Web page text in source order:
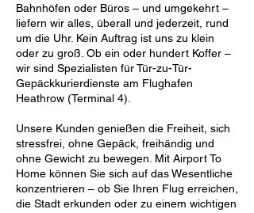
Bahnhöfen oder Büros – und umgekehrt –
liefern wir alles, überall und jederzeit, rund
um die Uhr. Kein Auftrag ist uns zu klein
oder zu groß. Ob ein oder hundert Koffer –
wir sind Spezialisten für Tür-zu-Tür-
Gepäckkurierdienste am Flughafen
Heathrow (Terminal 4).
Unsere Kunden genießen die Freiheit, sich
stressfrei, ohne Gepäck, freihändig und
ohne Gewicht zu bewegen. Mit Airport To
Home können Sie sich auf das Wesentliche
konzentrieren – ob Sie Ihren Flug erreichen,
die Stadt erkunden oder zu einem wichtigen